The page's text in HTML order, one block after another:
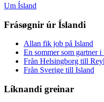
Um Ísland
Frásøgnir úr Íslandi
Allan fik job på Island
En sommer som gartner
Från Helsingborg till
Från Sverige till Island
Líknandi greinar